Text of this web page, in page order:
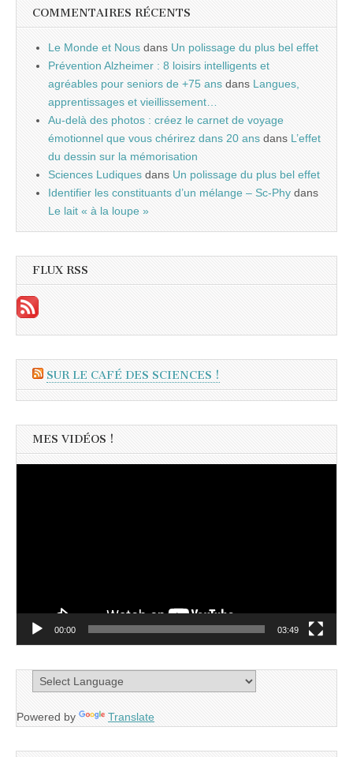
COMMENTAIRES RÉCENTS
Le Monde et Nous dans Un polissage du plus bel effet
Prévention Alzheimer : 8 loisirs intelligents et
agréables pour seniors de +75 ans dans Langues,
apprentissages et vieillissement…
Au-delà des photos : créez le carnet de voyage
émotionnel que vous chérirez dans 20 ans dans L’effet
du dessin sur la mémorisation
Sciences Ludiques dans Un polissage du plus bel effet
Identifier les constituants d’un mélange – Sc-Phy dans
Le lait « à la loupe »
FLUX RSS
SUR LE CAFÉ DES SCIENCES !
MES VIDÉOS !
00:00 03:49
Powered by Translate